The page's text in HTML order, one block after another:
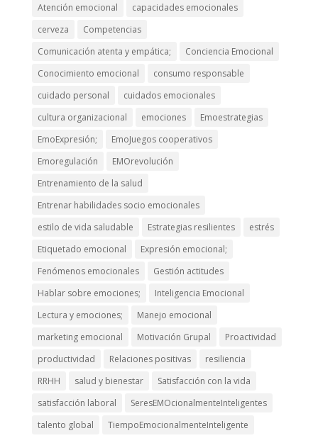
Atención emocional
capacidades emocionales
cerveza
Competencias
Comunicación atenta y empática;
Conciencia Emocional
Conocimiento emocional
consumo responsable
cuidado personal
cuidados emocionales
cultura organizacional
emociones
Emoestrategias
EmoExpresión;
EmoJuegos cooperativos
Emoregulación
EMOrevolución
Entrenamiento de la salud
Entrenar habilidades socio emocionales
estilo de vida saludable
Estrategias resilientes
estrés
Etiquetado emocional
Expresión emocional;
Fenómenos emocionales
Gestión actitudes
Hablar sobre emociones;
Inteligencia Emocional
Lectura y emociones;
Manejo emocional
marketing emocional
Motivación Grupal
Proactividad
productividad
Relaciones positivas
resiliencia
RRHH
salud y bienestar
Satisfacción con la vida
satisfacción laboral
SeresEMOcionalmenteInteligentes
talento global
TiempoEmocionalmenteInteligente